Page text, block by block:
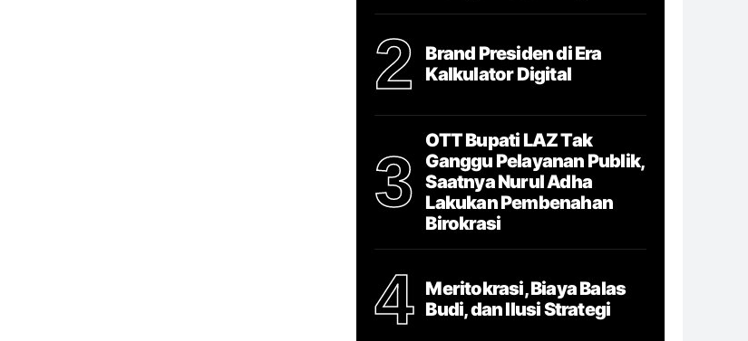
2
Brand Presiden di Era
Kalkulator Digital
3
OTT Bupati LAZ Tak
Ganggu Pelayanan Publik,
Saatnya Nurul Adha
Lakukan Pembenahan
Birokrasi
4
Meritokrasi, Biaya Balas
Budi, dan Ilusi Strategi